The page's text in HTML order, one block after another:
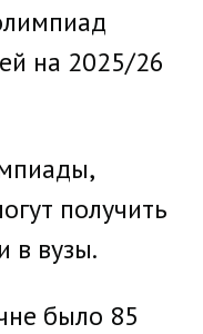
на 2025/26
получить
в вузы.
было 85